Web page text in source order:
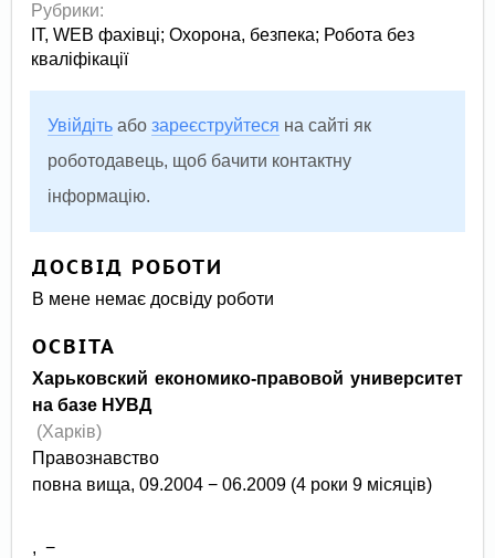
Рубрики:
IT, WEB фахівці; Охорона, безпека; Робота без
кваліфікації
Увійдіть абозареєструйтеся на сайті як
роботодавець, щоб бачити контактну
інформацію.
ДОСВІД РОБОТИ
В мене немає досвіду роботи
ОСВІТА
Харьковский економико-правовой университет
на базе НУВД
(Харків)
Правознавство
повна вища, 09.2004 − 06.2009 (4 роки 9 місяців)
, −